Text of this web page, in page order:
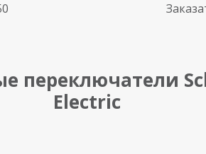
переключатели
Electric